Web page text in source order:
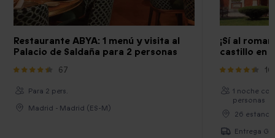
Restaurante ABYA: 1 menú y visita al
Palacio de Saldaña para 2 personas
67
Para 2 pers.
Madrid - Madrid (ES-M)
¡Sí al
castillo en
1 noche
personas
26
Entrega